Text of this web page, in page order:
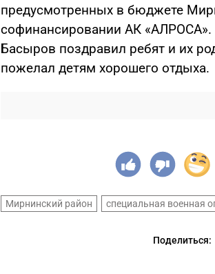
предусмотренных в бюджете
софинансировании АК
Басыров поздравил ребят и их
пожелал детям хорошего отдыха.
Мирнинский район специальная военная
Поделиться: